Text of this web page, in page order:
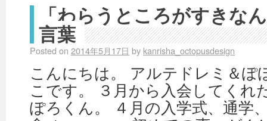
「わらうところがすきな
言葉
Posted on 2014年5月17日 by kanrisha_octopusdesign
こんにちは。 アルテドレミ＆ぽ
こです。 ３月から入会してくれ
ぽろくん。 ４月の入学式、通学